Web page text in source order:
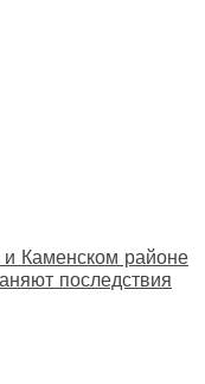
Каменском районе
последствия